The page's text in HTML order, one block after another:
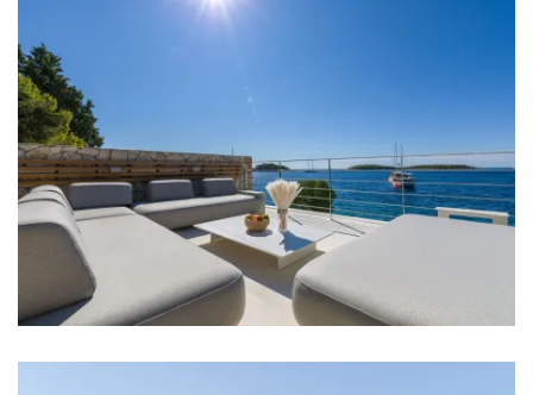
Kupaonica 10: umivaonik, wc
Kupaonica 11: umivaonik, wc
Perilica rublja
Sušilica rublja
Sušilo za kosu
Pegla za robu